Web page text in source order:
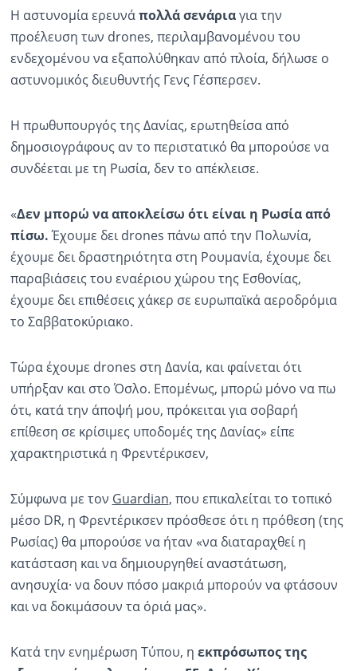
Η αστυνομία ερευνάπολλά σενάριαγια την
προέλευση των drones, περιλαμβανομένου του
ενδεχομένου να εξαπολύθηκαν από πλοία, δήλωσε ο
αστυνομικός διευθυντής Γενς Γέσπερσεν.
Η πρωθυπουργός της Δανίας, ερωτηθείσα από
δημοσιογράφους αν το περιστατικό θα μπορούσε να
συνδέεται με τη Ρωσία, δεν το απέκλεισε.
«Δεν μπορώ να αποκλείσω ότι είναι η Ρωσία από
πίσω.Έχουμε δει drones πάνω από την Πολωνία,
έχουμε δει δραστηριότητα στη Ρουμανία, έχουμε δει
παραβιάσεις του εναέριου χώρου της Εσθονίας,
έχουμε δει επιθέσεις χάκερ σε ευρωπαϊκά αεροδρόμια
το Σαββατοκύριακο.
Τώρα έχουμε drones στη Δανία, και φαίνεται ότι
υπήρξαν και στο Όσλο. Επομένως, μπορώ μόνο να πω
ότι, κατά την άποψή μου, πρόκειται για σοβαρή
επίθεση σε κρίσιμες υποδομές της Δανίας» είπε
χαρακτηριστικά η Φρεντέρικσεν,
Σύμφωνα με τον Guardian, που επικαλείται το τοπικό
μέσο DR, η Φρεντέρικσεν πρόσθεσε ότι η πρόθεση (της
Ρωσίας) θα μπορούσε να ήταν «να διαταραχθεί η
κατάσταση και να δημιουργηθεί αναστάτωση,
ανησυχία· να δουν πόσο μακριά μπορούν να φτάσουν
και να δοκιμάσουν τα όριά μας».
Κατά την ενημέρωση Τύπου, η εκπρόσωπος της